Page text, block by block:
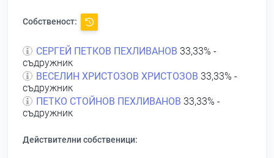
Собственост:
СЕРГЕЙ ПЕТКОВ ПЕХЛИВАНОВ 33,33% -
съдружник
ВЕСЕЛИН ХРИСТОЗОВ ХРИСТОЗОВ 33,33% -
съдружник
ПЕТКО СТОЙНОВ ПЕХЛИВАНОВ 33,33% -
съдружник
Действителни собственици: